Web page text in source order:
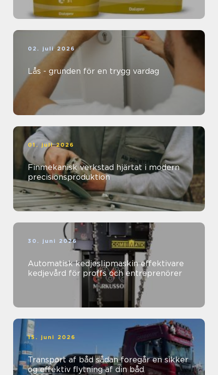
02. juli 2026
Lås - grunden för en trygg vardag
01. juli 2026
Finmekanisk verkstad hjärtat i modern
precisionsproduktion
30. juni 2026
Automatisk kedjeslipmaskin effektivare
kedjevård för proffs och entreprenörer
15. juni 2026
Transport af båd sådan foregår en sikker
og effektiv flytning af din båd